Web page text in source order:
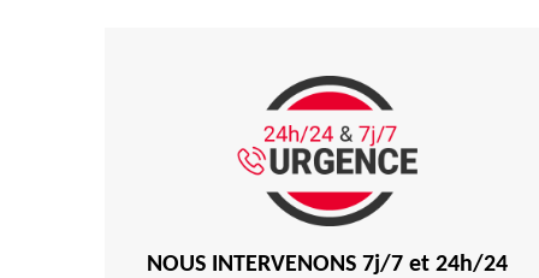
NOUS INTERVENONS 7j/7 et 24h/24